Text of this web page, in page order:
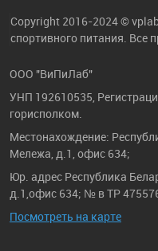
Copyright 2016-2024 ©
спортивного питания.
ООО "ВиПиЛаб"
УНП 192610535,
горисполком.
Местонахождение:
Мележа, д.1, офис 634;
Юр. адрес Республика
д.1,офис 634; № в ТР
Посмотреть на карте